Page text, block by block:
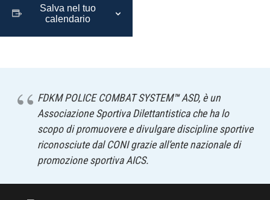
Salva nel tuo
calendario
FDKM POLICE COMBAT SYSTEM™ASD, è un
Associazione Sportiva Dilettantistica che ha lo
scopo di promuovere e divulgare discipline sportive
riconosciute dal CONI grazie all’ente nazionale di
promozione sportiva AICS.